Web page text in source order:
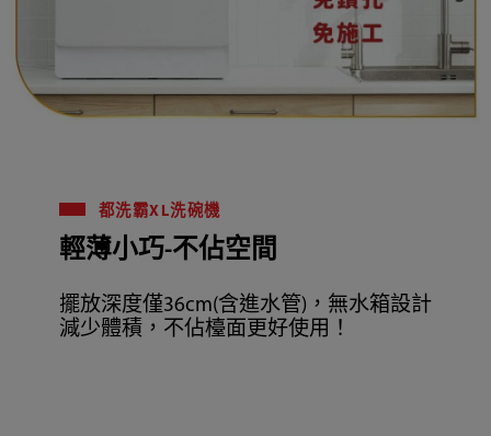
都洗霸XL洗碗機
輕薄小巧-不佔空間
擺放深度僅36cm(含進水管)，無水箱設計
減少體積，不佔檯面更好使用！